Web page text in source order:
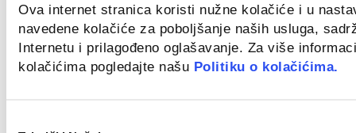
Ova internet stranica koristi nužne kolačiće i u
navedene kolačiće za poboljšanje naših usluga,
Internetu i prilagođeno oglašavanje. Za više
kolačićima pogledajte našu Politiku o kolačićima.
Croatia
Key Account Manager